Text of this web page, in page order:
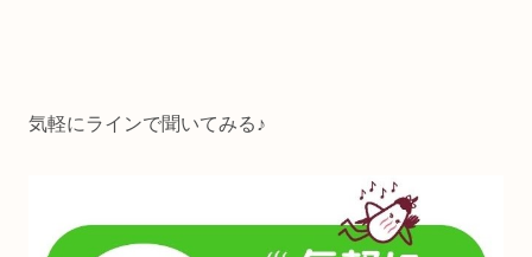
気軽にラインで聞いてみる♪